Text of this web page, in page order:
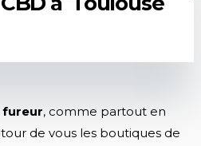
fureur, comme partout en
de vous les boutiques de